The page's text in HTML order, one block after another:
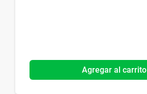
Agregar al carrito